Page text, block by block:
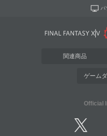
パ
関連商品
ゲーム
Official